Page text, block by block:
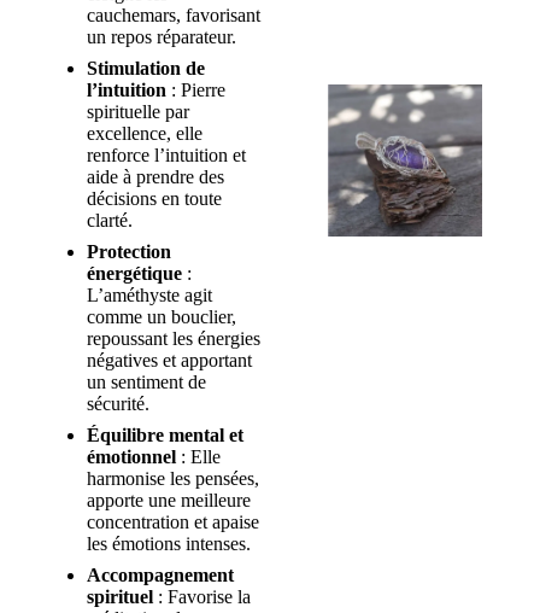
cauchemars, favorisant
un repos réparateur.
Stimulation de
l’intuition : Pierre
spirituelle par
excellence, elle
renforce l’intuition et
aide à prendre des
décisions en toute
clarté.
Protection
énergétique :
L’améthyste agit
comme un bouclier,
repoussant les énergies
négatives et apportant
un sentiment de
sécurité.
Équilibre mental et
émotionnel : Elle
harmonise les pensées,
apporte une meilleure
concentration et apaise
les émotions intenses.
Accompagnement
spirituel : Favorise la